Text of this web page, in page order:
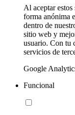
Al aceptar
forma anónima
dentro de
sitio web y
usuario. Con tu
servicios de
Google
Funcional